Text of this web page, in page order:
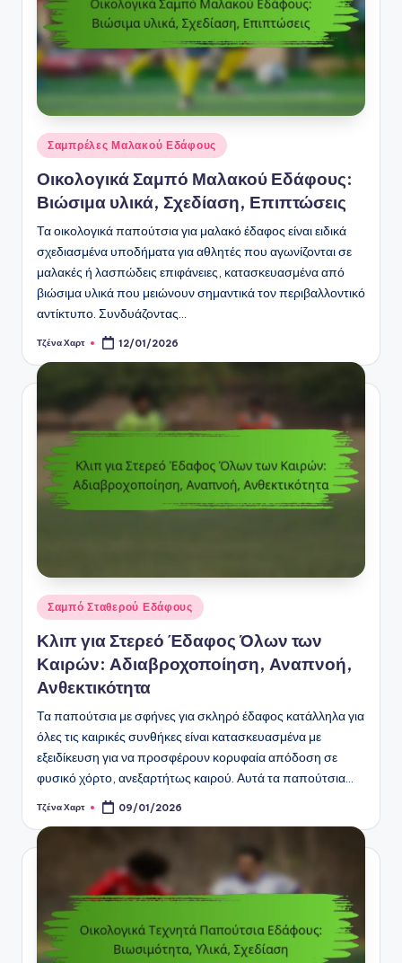
Οικολογικά Τεχνητά Παπούτσια Εδάφους:
09/01/2026
Πολυλειτουργικά Σταθερά Παπούτσια: Χρήση
09/01/2026
Σαμπρέλες Στερεού Εδάφους: Πρόσφυση,
08/01/2026
Posted
in
Σαμπρέλες Μαλακού Εδάφους
Οικολογικά Σαμπό Μαλακού Εδάφους:
Βιώσιμα υλικά, Σχεδίαση, Επιπτώσεις
Τα οικολογικά παπούτσια για μαλακό έδαφος είναι ειδικά
σχεδιασμένα υποδήματα για αθλητές που αγωνίζονται σε
μαλακές ή λασπώδεις επιφάνειες, κατασκευασμένα από
βιώσιμα υλικά που μειώνουν σημαντικά τον περιβαλλοντικό
αντίκτυπο. Συνδυάζοντας…
Posted
Τζένα Χαρτ 12/01/2026
Posted
in
Σαμπό Σταθερού Εδάφους
Κλιπ για Στερεό Έδαφος Όλων των
Καιρών: Αδιαβροχοποίηση, Αναπνοή,
Ανθεκτικότητα
Τα παπούτσια με σφήνες για σκληρό έδαφος κατάλληλα για
όλες τις καιρικές συνθήκες είναι κατασκευασμένα με
εξειδίκευση για να προσφέρουν κορυφαία απόδοση σε
φυσικό χόρτο, ανεξαρτήτως καιρού. Αυτά τα παπούτσια…
Posted
Τζένα Χαρτ 09/01/2026